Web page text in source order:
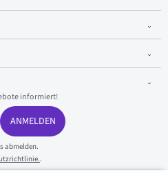
informiert!
ANMELDEN
abmelden.
.